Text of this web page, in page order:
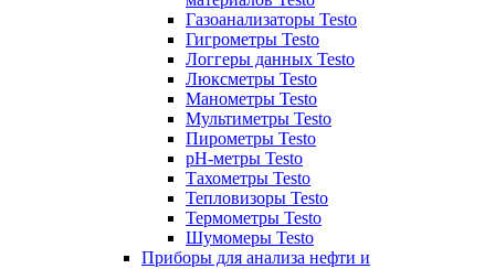
Газоанализаторы Testo
Гигрометры Testo
Логгеры данных Testo
Люксметры Testo
Манометры Testo
Мультиметры Testo
Пирометры Testo
pH-метры Testo
Тахометры Testo
Тепловизоры Testo
Термометры Testo
Шумомеры Testo
Приборы для анализа нефти и